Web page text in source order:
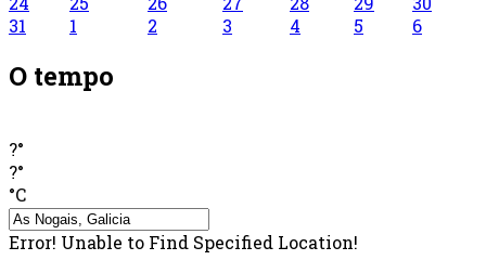
31
1 2 3 4 5 6
O tempo
?°
?°
°C
Error! Unable to Find Specified Location!